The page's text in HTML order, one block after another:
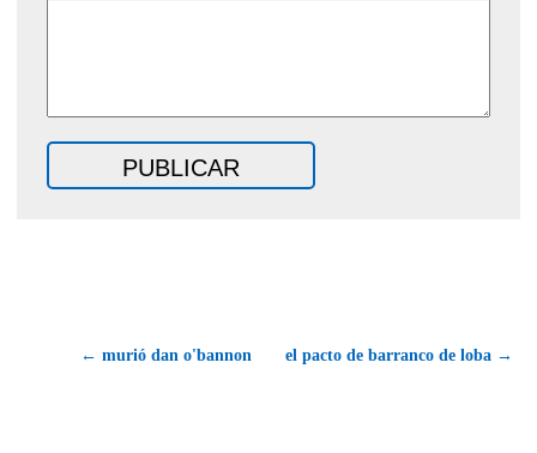
← murió dan o'bannon el pacto de barranco de loba →